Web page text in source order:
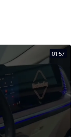
01:57